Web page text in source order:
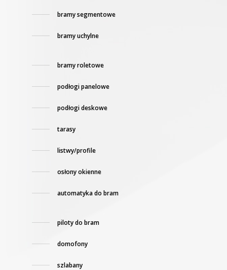
bramy segmentowe
bramy uchylne
bramy roletowe
podłogi panelowe
podłogi deskowe
tarasy
listwy/profile
osłony okienne
automatyka do bram
piloty do bram
domofony
szlabany